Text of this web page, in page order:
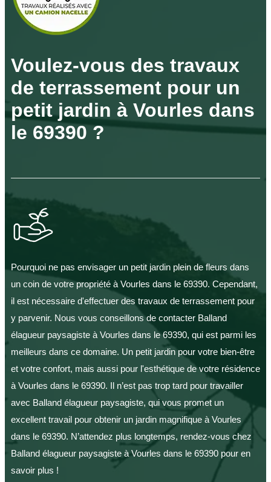
Voulez-vous des travaux
de terrassement pour un
petit jardin à Vourles dans
le 69390 ?
Pourquoi ne pas envisager un petit jardin plein de fleurs dans
un coin de votre propriété à Vourles dans le 69390. Cependant,
il est nécessaire d'effectuer des travaux de terrassement pour
y parvenir. Nous vous conseillons de contacter Balland
élagueur paysagiste à Vourles dans le 69390, qui est parmi les
meilleurs dans ce domaine. Un petit jardin pour votre bien-être
et votre confort, mais aussi pour l'esthétique de votre résidence
à Vourles dans le 69390. Il n’est pas trop tard pour travailler
avec Balland élagueur paysagiste, qui vous promet un
excellent travail pour obtenir un jardin magnifique à Vourles
dans le 69390. N’attendez plus longtemps, rendez-vous chez
Balland élagueur paysagiste à Vourles dans le 69390 pour en
savoir plus !